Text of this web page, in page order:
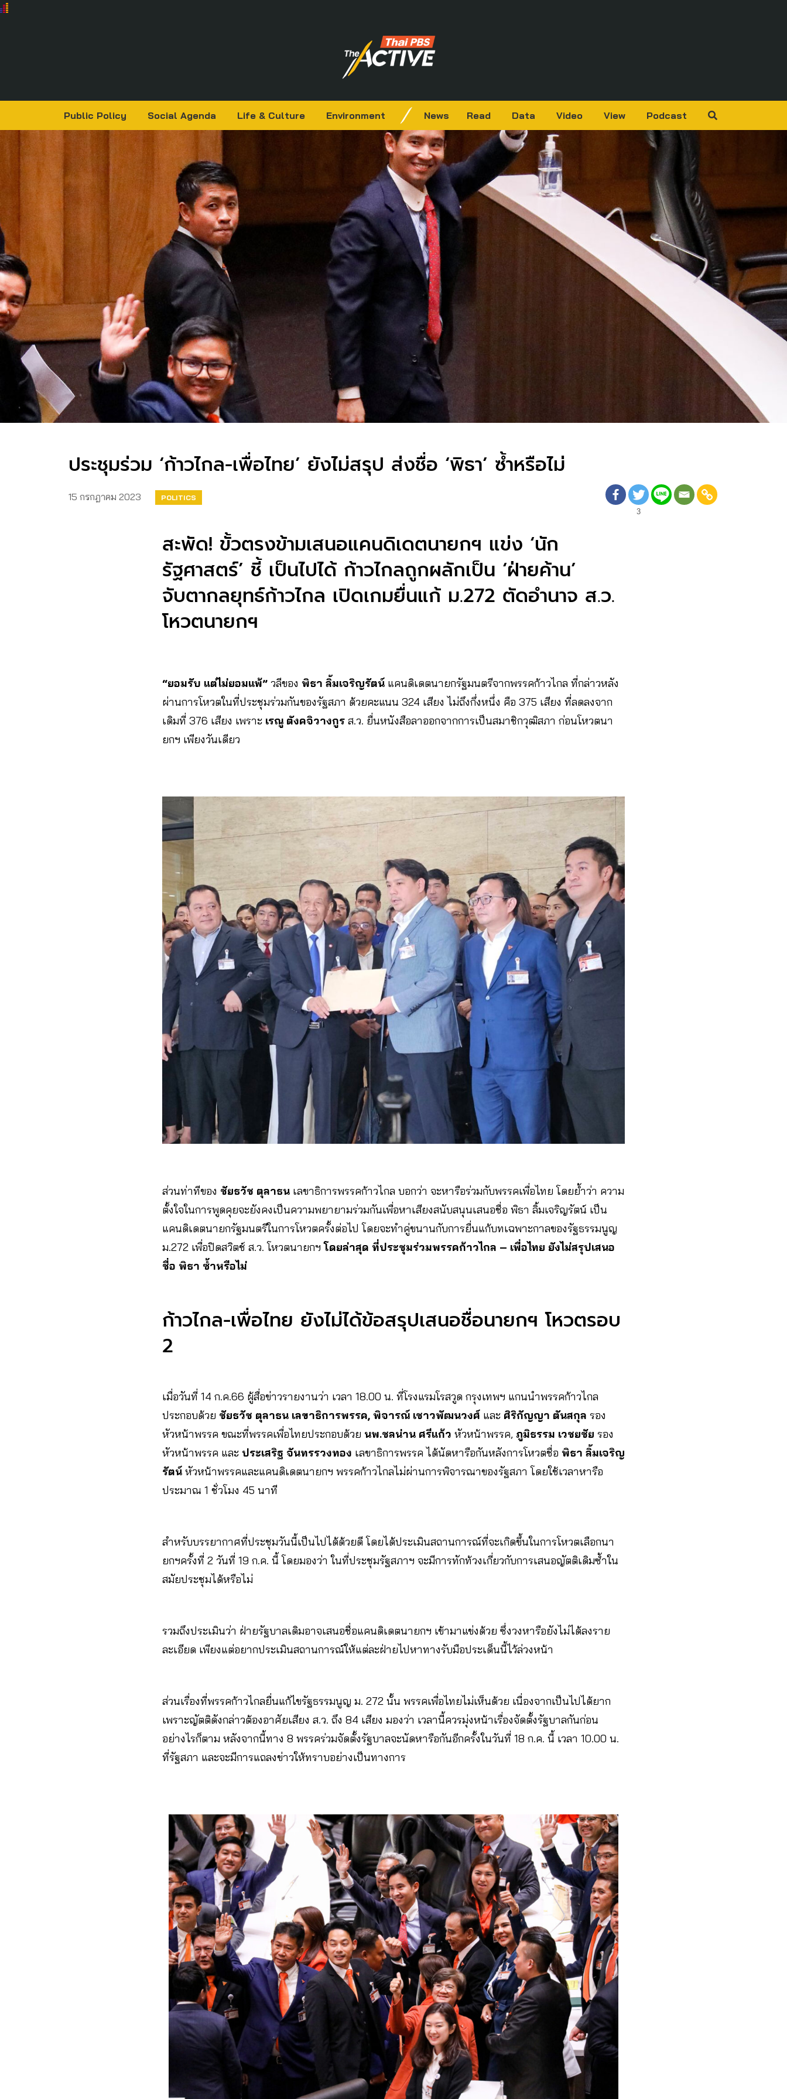
Public Policy Social Agenda Life & Culture Environment News Read Data Video View Podcast
ประชุมร่วม ‘ก้าวไกล-เพื่อไทย’ ยังไม่สรุป ส่งชื่อ ‘พิธา’ ซ้ำหรือไม่
15 กรกฎาคม 2023
POLITICS
3
สะพัด! ขั้วตรงข้ามเสนอแคนดิเดตนายกฯ แข่ง ‘นัก
รัฐศาสตร์’ ชี้ เป็นไปได้ ก้าวไกลถูกผลักเป็น ‘ฝ่ายค้าน’
จับตากลยุทธ์ก้าวไกล เปิดเกมยื่นแก้ ม.272 ตัดอำนาจ ส.ว.
โหวตนายกฯ
“ยอมรับ แต่ไม่ยอมแพ้” วลีของ พิธา ลิ้มเจริญรัตน์ แคนดิเดตนายกรัฐมนตรีจากพรรคก้าวไกล ที่กล่าวหลัง
ผ่านการโหวตในที่ประชุมร่วมกันของรัฐสภา ด้วยคะแนน 324 เสียง ไม่ถึงกึ่งหนึ่ง คือ 375 เสียง ที่ลดลงจาก
เดิมที่ 376 เสียง เพราะ เรณู ตังคจิวางกูร ส.ว. ยื่นหนังสือลาออกจากการเป็นสมาชิกวุฒิสภา ก่อนโหวตนา
ยกฯ เพียงวันเดียว
ส่วนท่าทีของ ชัยธวัช ตุลาธน เลขาธิการพรรคก้าวไกล บอกว่า จะหารือร่วมกับพรรคเพื่อไทย โดยย้ำว่า ความ
ตั้งใจในการพูดคุยจะยังคงเป็นความพยายามร่วมกันเพื่อหาเสียงสนับสนุนเสนอชื่อ พิธา ลิ้มเจริญรัตน์ เป็น
แคนดิเดตนายกรัฐมนตรีในการโหวตครั้งต่อไป โดยจะทำคู่ขนานกับการยื่นแก้บทเฉพาะกาลของรัฐธรรมนูญ
ม.272 เพื่อปิดสวิตช์ ส.ว. โหวตนายกฯโดยล่าสุด ที่ประชุมร่วมพรรคก้าวไกล – เพื่อไทย ยังไม่สรุปเสนอ
ชื่อ พิธา ซ้ำหรือไม่
ก้าวไกล-เพื่อไทย ยังไม่ได้ข้อสรุปเสนอชื่อนายกฯ โหวตรอบ
2
เมื่อวันที่ 14 ก.ค.66 ผู้สื่อข่าวรายงานว่า เวลา 18.00 น. ที่โรงแรมโรสวูด กรุงเทพฯ แกนนำพรรคก้าวไกล
ประกอบด้วย ชัยธวัช ตุลาธน เลขาธิการพรรค, พิจารณ์ เชาวพัฒนวงศ์ และ ศิริกัญญา ตันสกุล รอง
หัวหน้าพรรค ขณะที่พรรคเพื่อไทยประกอบด้วย นพ.ชลน่าน ศรีแก้ว หัวหน้าพรรค, ภูมิธรรม เวชยชัย รอง
หัวหน้าพรรค และ ประเสริฐ จันทรรวงทอง เลขาธิการพรรค ได้นัดหารือกันหลังการโหวตชื่อ พิธา ลิ้มเจริญ
รัตน์ หัวหน้าพรรคและแคนดิเดตนายกฯ พรรคก้าวไกลไม่ผ่านการพิจารณาของรัฐสภา โดยใช้เวลาหารือ
ประมาณ 1 ชั่วโมง 45 นาที
สำหรับบรรยากาศที่ประชุมวันนี้เป็นไปได้ด้วยดี โดยได้ประเมินสถานการณ์ที่จะเกิดขึ้นในการโหวตเลือกนา
ยกฯครั้งที่ 2 วันที่ 19 ก.ค. นี้ โดยมองว่า ในที่ประชุมรัฐสภาฯ จะมีการทักท้วงเกี่ยวกับการเสนอญัตติเดิมซ้ำใน
สมัยประชุมได้หรือไม่
รวมถึงประเมินว่า ฝ่ายรัฐบาลเดิมอาจเสนอชื่อแคนดิเดตนายกฯ เข้ามาแข่งด้วย ซึ่งวงหารือยังไม่ได้ลงราย
ละเอียด เพียงแต่อยากประเมินสถานการณ์ให้แต่ละฝ่ายไปหาทางรับมือประเด็นนี้ไว้ล่วงหน้า
ส่วนเรื่องที่พรรคก้าวไกลยื่นแก้ไขรัฐธรรมนูญ ม. 272 นั้น พรรคเพื่อไทยไม่เห็นด้วย เนื่องจากเป็นไปได้ยาก
เพราะญัตติดังกล่าวต้องอาศัยเสียง ส.ว. ถึง 84 เสียง มองว่า เวลานี้ควรมุ่งหน้าเรื่องจัดตั้งรัฐบาลกันก่อน
อย่างไรก็ตาม หลังจากนี้ทาง 8 พรรคร่วมจัดตั้งรัฐบาลจะนัดหารือกันอีกครั้งในวันที่ 18 ก.ค. นี้ เวลา 10.00 น.
ที่รัฐสภา และจะมีการแถลงข่าวให้ทราบอย่างเป็นทางการ